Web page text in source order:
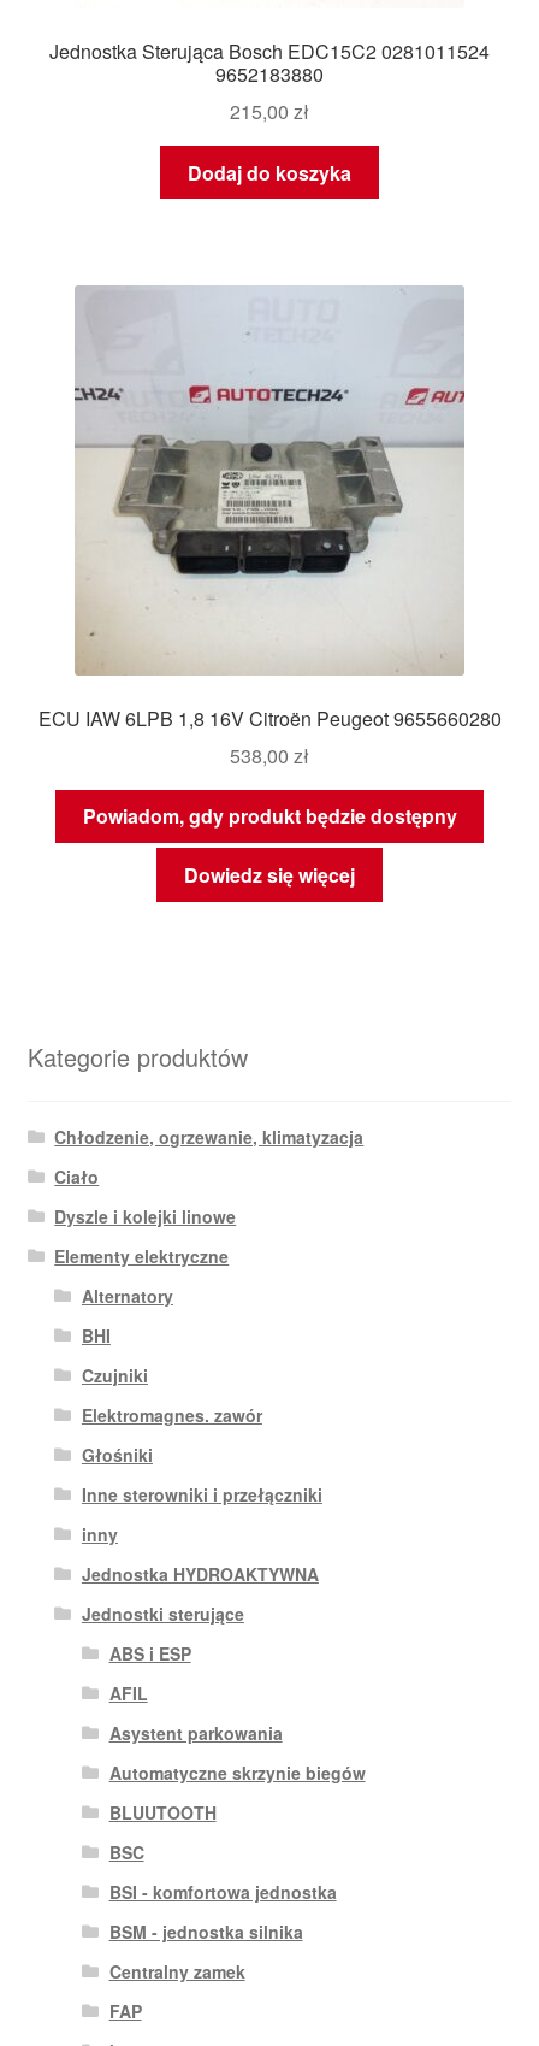
Jednostka Sterująca Bosch EDC15C2 0281011524
9652183880
215,00 zł
Dodaj do koszyka
ECU IAW 6LPB 1,8 16V Citroën Peugeot 9655660280
538,00 zł
Powiadom, gdy produkt będzie dostępny
Dowiedz się więcej
Kategorie produktów
Chłodzenie, ogrzewanie, klimatyzacja
Ciało
Dyszle i kolejki linowe
Elementy elektryczne
Alternatory
BHI
Czujniki
Elektromagnes. zawór
Głośniki
Inne sterowniki i przełączniki
inny
Jednostka HYDROAKTYWNA
Jednostki sterujące
ABS i ESP
AFIL
Asystent parkowania
Automatyczne skrzynie biegów
BLUUTOOTH
BSC
BSI - komfortowa jednostka
BSM - jednostka silnika
Centralny zamek
FAP